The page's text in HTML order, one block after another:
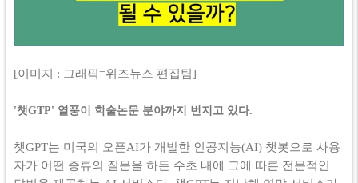
[이미지 : 그래픽=위즈뉴스 편집팀]
'챗GTP' 열풍이 학술논문 분야까지 번지고 있다.
챗GPT는 미국의 오픈AI가 개발한 인공지능(AI) 챗봇으로 사용
자가 어떤 종류의 질문을 하든 수초 내에 그에 따른 전문적인